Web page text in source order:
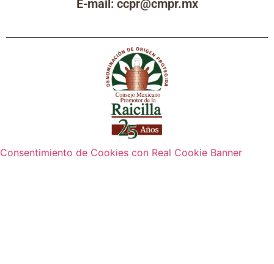
E-mail: ccpr@cmpr.mx
Consentimiento de Cookies con Real Cookie Banner